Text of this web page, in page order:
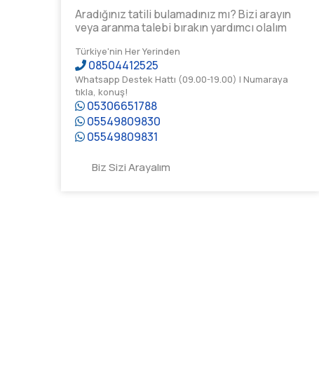
Aradığınız tatili bulamadınız mı? Bizi arayın
veya aranma talebi bırakın yardımcı olalım
Türkiye'nin Her Yerinden
08504412525
Whatsapp Destek Hattı (09.00-19.00) | Numaraya
tıkla, konuş!
05306651788
05549809830
05549809831
Biz Sizi Arayalım